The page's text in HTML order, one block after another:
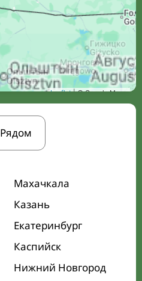
Leaflet| © Google Maps
Рядом
Махачкала
Казань
Екатеринбург
Каспийск
Нижний Новгород